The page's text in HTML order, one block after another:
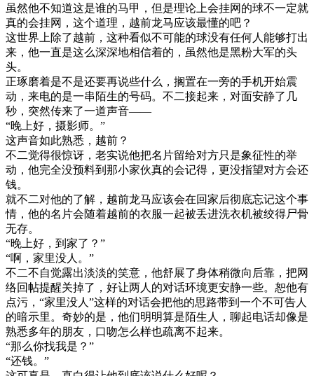
虽然他不知道这是谁的马甲，但是理论上会挂网的球不一定就
真的会挂网，这个道理，越前龙马应该最懂的吧？
这世界上除了越前，这种看似不可能的球没有任何人能够打出
来，他一直是这么深深地相信着的，虽然他是黑粉大军的头
头。
正琢磨着是不是还要再说些什么，搁置在一旁的手机开始震
动，来电的是一串陌生的号码。不二接起来，对面安静了几
秒，突然传来了一道声音——
“晚上好，摄影师。”
这声音如此熟悉，越前？
不二觉得很惊讶，老实说他把名片留给对方只是象征性的举
动，他完全没预料到那小家伙真的会记得，更没指望对方会还
钱。
就不二对他的了解，越前龙马应该会在回家后彻底忘记这个事
情，他的名片会随着越前的衣服一起被丢进洗衣机被绞得尸骨
无存。
“晚上好，到家了？”
“啊，家里没人。”
不二不自觉露出淡淡的笑意，他舒展了身体稍微向后靠，把网
络回帖提醒关掉了，好让两人的对话环境更安静一些。恕他有
点污，“家里没人”这样的对话会把他的思路带到一个不可告人
的暗示里。奇妙的是，他们明明算是陌生人，聊起电话却像是
熟悉多年的朋友，口吻怎么样也疏离不起来。
“那么你找我是？”
“还钱。”